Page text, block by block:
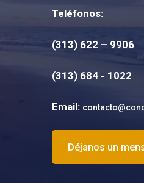
Teléfonos:
(313) 622 – 9906
(313) 684 - 1022
Email:
Déjanos un